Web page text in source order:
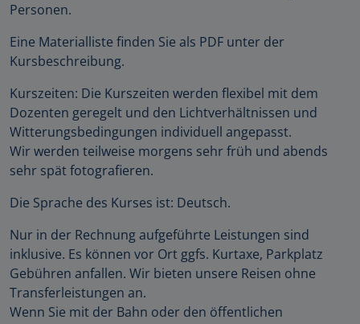
Personen.
Eine Materialliste finden Sie als PDF unter der
Kursbeschreibung.
Kurszeiten: Die Kurszeiten werden flexibel mit dem
Dozenten geregelt und den Lichtverhältnissen und
Witterungsbedingungen individuell angepasst.
Wir werden teilweise morgens sehr früh und abends
sehr spät fotografieren.
Die Sprache des Kurses ist: Deutsch.
Nur in der Rechnung aufgeführte Leistungen sind
inklusive. Es können vor Ort ggfs. Kurtaxe, Parkplatz
Gebühren anfallen. Wir bieten unsere Reisen ohne
Transferleistungen an.
Wenn Sie mit der Bahn oder den öffentlichen